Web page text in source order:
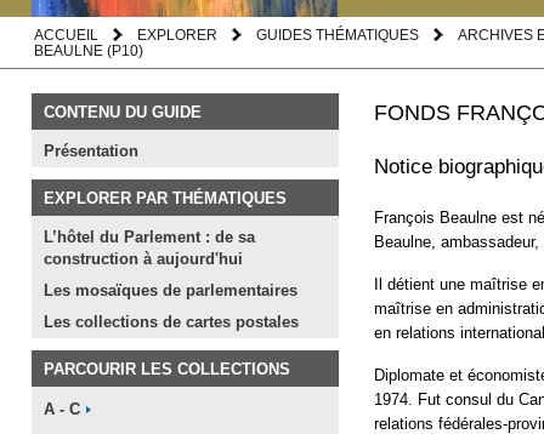
ACCUEIL EXPLORER GUIDES THÉMATIQUES
ARCHIVES
BEAULNE (P10)
CONTENU DU GUIDE
Présentation
EXPLORER PAR THÉMATIQUES
L’hôtel du Parlement : de sa
construction à aujourd'hui
Les mosaïques de parlementaires
Les collections de cartes postales
PARCOURIR LES COLLECTIONS
A - C
FONDS
Notice
François Beaulne est
Beaulne,
Il détient une maîtrise
maîtrise en
en relations
Diplomate et
1974. Fut consul du
relations fédérales-